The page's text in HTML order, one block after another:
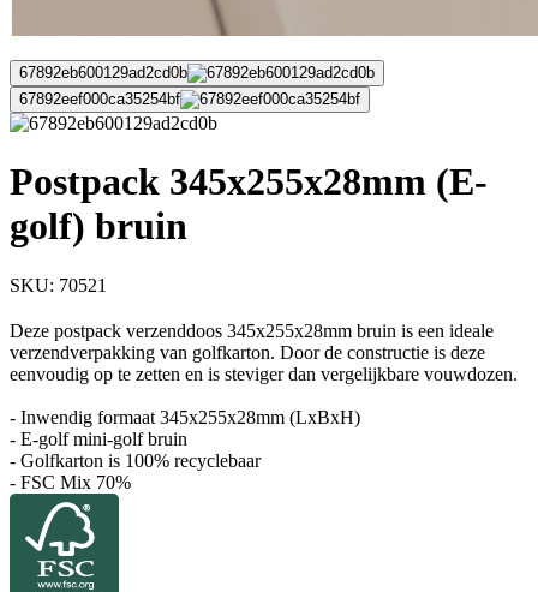
67892eb600129ad2cd0b
67892eef000ca35254bf
Postpack 345x255x28mm (E-
golf) bruin
SKU: 70521
Deze postpack verzenddoos 345x255x28mm bruin is een ideale
verzendverpakking van golfkarton. Door de constructie is deze
eenvoudig op te zetten en is steviger dan vergelijkbare vouwdozen.
- Inwendig formaat 345x255x28mm (LxBxH)
- E-golf mini-golf bruin
- Golfkarton is 100% recyclebaar
- FSC Mix 70%